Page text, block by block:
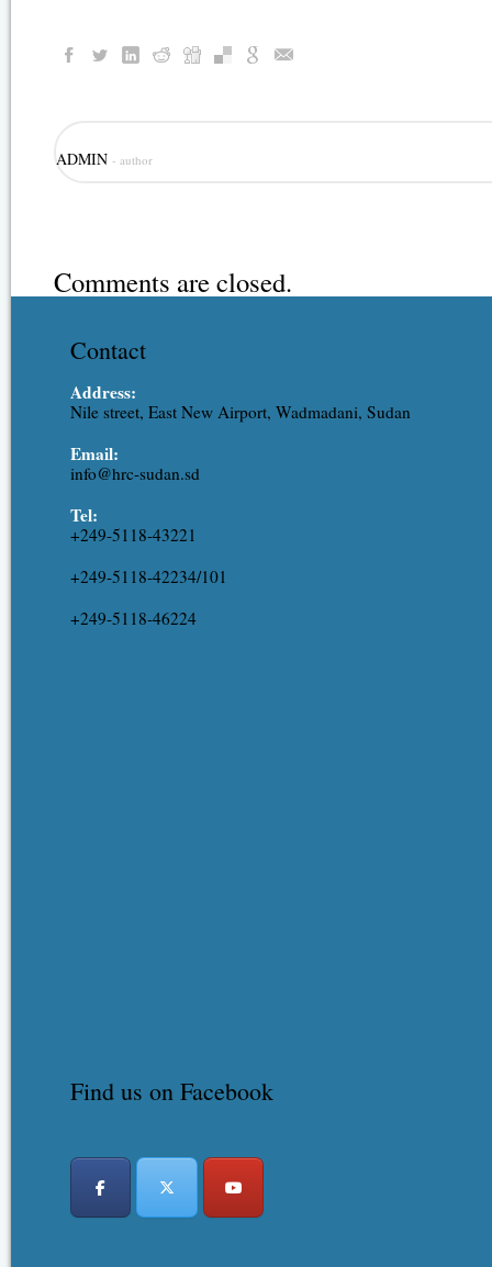
ADMIN - author
Comments are closed.
Contact
Address:
Nile street, East New Airport, Wadmadani, Sudan
Email:
info@hrc-sudan.sd
Tel:
+249-5118-43221
+249-5118-42234/101
+249-5118-46224
Find us on Facebook